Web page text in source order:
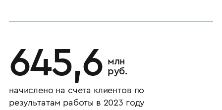
645,6 млн
руб.
начислено на счета клиентов по
результатам работы в 2023 году